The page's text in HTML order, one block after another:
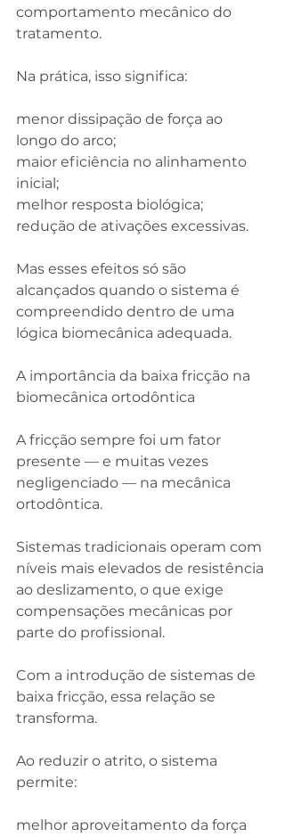
comportamento mecânico do
tratamento.
Na prática, isso significa:
menor dissipação de força ao
longo do arco;
maior eficiência no alinhamento
inicial;
melhor resposta biológica;
redução de ativações excessivas.
Mas esses efeitos só são
alcançados quando o sistema é
compreendido dentro de uma
lógica biomecânica adequada.
A importância da baixa fricção na
biomecânica ortodôntica
A fricção sempre foi um fator
presente — e muitas vezes
negligenciado — na mecânica
ortodôntica.
Sistemas tradicionais operam com
níveis mais elevados de resistência
ao deslizamento, o que exige
compensações mecânicas por
parte do profissional.
Com a introdução de sistemas de
baixa fricção, essa relação se
transforma.
Ao reduzir o atrito, o sistema
permite:
melhor aproveitamento da força